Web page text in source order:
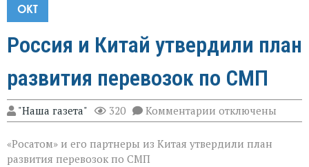
ОКТ
Россия и Китай утвердили план
развития перевозок по СМП
"Наша газета" 320 Комментарии к
записи
и
отключены
«Росатом» и его партнеры из Китая утвердили план
развития перевозок по СМП